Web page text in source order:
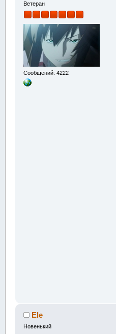
Ветеран
Сообщений: 4222
Ele
Новенький